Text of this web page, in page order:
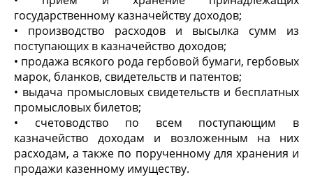
государственному казначейству доходов;
• производство расходов и высылка сумм из
поступающих в казначейство доходов;
• продажа всякого рода гербовой бумаги, гербовых
марок, бланков, свидетельств и патентов;
• выдача промысловых свидетельств и бесплатных
промысловых билетов;
• счетоводство по всем поступающим в
казначейство доходам и возложенным на них
расходам, а также по порученному для хранения и
продажи казенному имуществу.